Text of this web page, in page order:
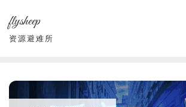
content
flysheep
资源避难所